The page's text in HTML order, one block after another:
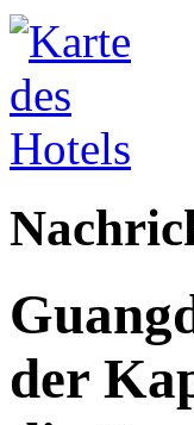
der